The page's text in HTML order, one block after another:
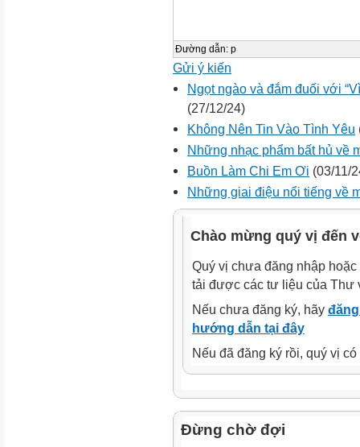
Đường dẫn: p
Gửi ý kiến
Ngọt ngào và đắm đuối với
(27/12/24)
Không Nên Tin Vào Tình Yêu
Những nhạc phẩm bất hủ về
Buồn Làm Chi Em Ơi (03/11/
Những giai điệu nổi tiếng về
Chào mừng quý vị đến
Quý vị chưa đăng nhập
tải được các tư liệu của Thư
Nếu chưa đăng ký, hãy
hướng dẫn tại đây
Nếu đã đăng ký rồi, quý vị
Đừng chờ đợi